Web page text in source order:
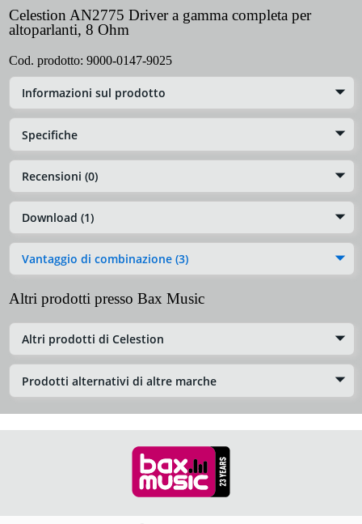
Celestion AN2775 Driver a gamma completa per
altoparlanti, 8 Ohm
Cod. prodotto: 9000-0147-9025
Informazioni sul prodotto
Specifiche
Recensioni (0)
Download (1)
Vantaggio di combinazione (3)
Altri prodotti presso Bax Music
Altri prodotti di Celestion
Prodotti alternativi di altre marche